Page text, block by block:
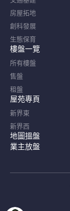
房屋拓地
創科發展
生態保育
樓盤一覽
所有樓盤
售盤
租盤
屋苑專頁
新界東
新界西
地圖搵盤
業主放盤